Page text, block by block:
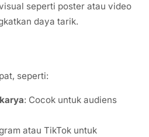
seperti poster atau video
daya tarik.
seperti:
: Cocok untuk audiens
atau TikTok untuk